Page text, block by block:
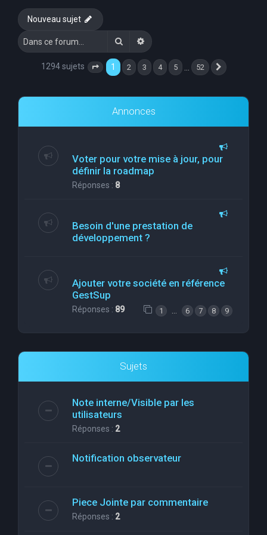
Nouveau sujet
RechercherRecherche avancée
1294 sujets Page 1 sur52
1 2 3 4 5 52
Annonces
Voter pour votre mise à jour, pour
définir la roadmap
Réponses : 8
Besoin d'une prestation de
développement ?
Ajouter votre société en référence
GestSup
Réponses : 89 1 6 7 8 9
Sujets
Note interne/Visible par les
utilisateurs
Réponses : 2
Notification observateur
Piece Jointe par commentaire
Réponses : 2